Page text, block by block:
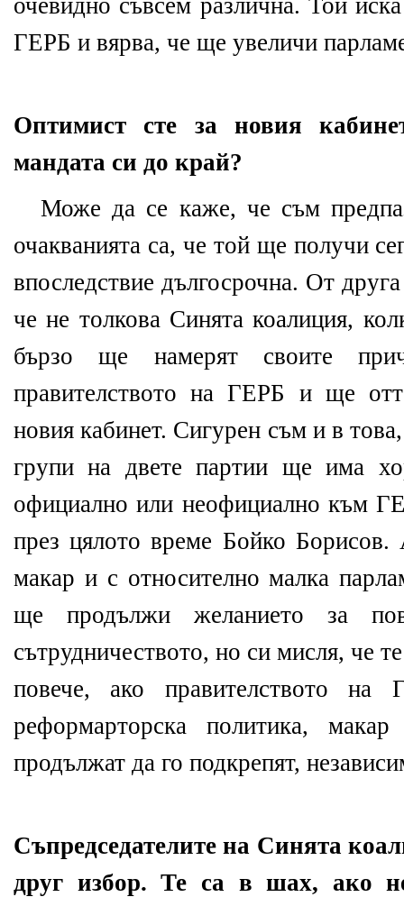
очевидно съвсем различна. Той
ГЕРБ и вярва, че ще увеличи
Оптимист сте за новия
мандата си до край?
Може да се каже, че съм
очакванията са, че той ще получи
впоследствие дългосрочна. От
че не толкова Синята коалиция,
бързо ще намерят своите
правителството на ГЕРБ и ще
новия кабинет. Сигурен съм и в
групи на двете партии ще има
официално или неофициално към
през цялото време Бойко
макар и с относително малка
ще продължи желанието за
сътрудничеството, но си мисля, че
повече, ако правителството на
реформарторска политика,
продължат да го подкрепят,
Съпредседателите на Синята
друг избор. Те са в шах, ако